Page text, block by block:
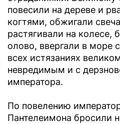
повесили на дереве и
когтями, обжигали
растягивали на колесе,
олово, ввергали в море
всех истязаниях
невредимым и с
императора.
По повелению
Пантелеимона бросили